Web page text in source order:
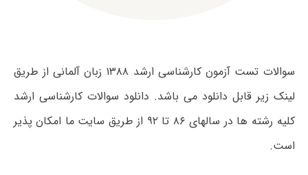
سوالات تست آزمون کارشناسی ارشد ۱۳۸۸ زبان آلمانی از طریق
لینک زیر قابل دانلود می باشد. دانلود سوالات کارشناسی ارشد
کلیه رشته ها در سالهای ۸۶ تا ۹۲ از طریق سایت ما امکان پذیر
است.